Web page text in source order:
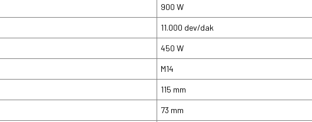
900 W
11.000 dev/dak
450 W
M14
115 mm
73 mm